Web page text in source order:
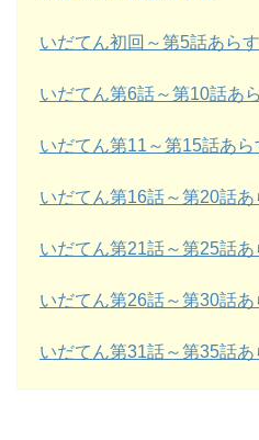
いだてん初回～第5話あら
いだてん第6話～第10話あ
いだてん第11～第15話あ
いだてん第16話～第20話
いだてん第21話～第25話
いだてん第26話～第30話
いだてん第31話～第35話